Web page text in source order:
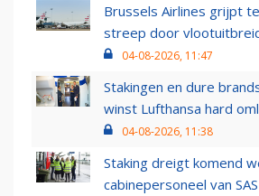
Brussels Airlines grijpt
streep door
04-08-2026, 11:47
Stakingen en dure
winst Lufthansa hard
04-08-2026, 11:38
Staking dreigt komend
cabinepersoneel van